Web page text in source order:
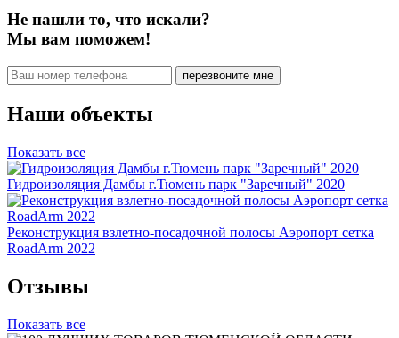
Не нашли то, что искали?
Мы вам поможем!
Наши объекты
Показать все
Гидроизоляция Дамбы г.Тюмень парк "Заречный" 2020
Реконструкция взлетно-посадочной полосы Аэропорт сетка
RoadArm 2022
Отзывы
Показать все